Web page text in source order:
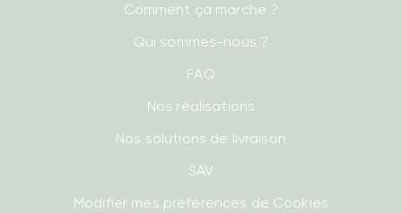
Comment ça marche ?
Qui sommes-nous ?
FAQ
Nos réalisations
Nos solutions de livraison
SAV
Modifier mes préférences de Cookies